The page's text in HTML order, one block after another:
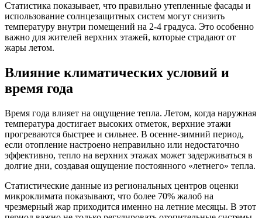
Статистика показывает, что правильно утепленные фасады и
использование солнцезащитных систем могут снизить
температуру внутри помещений на 2-4 градуса. Это особенно
важно для жителей верхних этажей, которые страдают от
жары летом.
Влияние климатических условий и
время года
Время года влияет на ощущение тепла. Летом, когда наружная
температура достигает высоких отметок, верхние этажи
прогреваются быстрее и сильнее. В осенне-зимний период,
если отопление настроено неправильно или недостаточно
эффективно, тепло на верхних этажах может задерживаться в
долгие дни, создавая ощущение постоянного «летнего» тепла.
Статистические данные из региональных центров оценки
микроклимата показывают, что более 70% жалоб на
чрезмерный жар приходится именно на летние месяцы. В этот